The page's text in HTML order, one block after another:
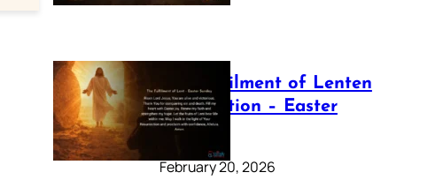
The Fulfilment of Lenten
Preparation – Easter
Sunday
February 20, 2026